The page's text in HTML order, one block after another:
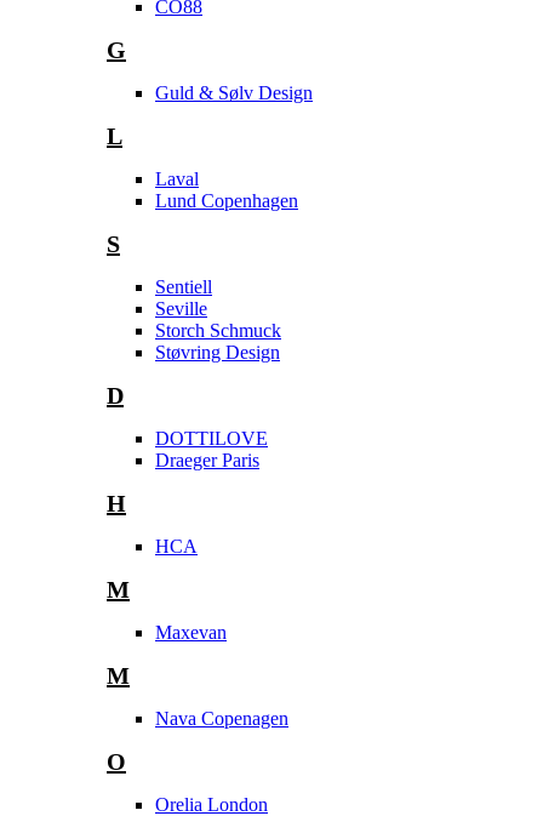
CO88
G
Guld & Sølv Design
L
Laval
Lund Copenhagen
S
Sentiell
Seville
Storch Schmuck
Støvring Design
D
DOTTILOVE
Draeger Paris
H
HCA
M
Maxevan
M
Nava Copenagen
O
Orelia London